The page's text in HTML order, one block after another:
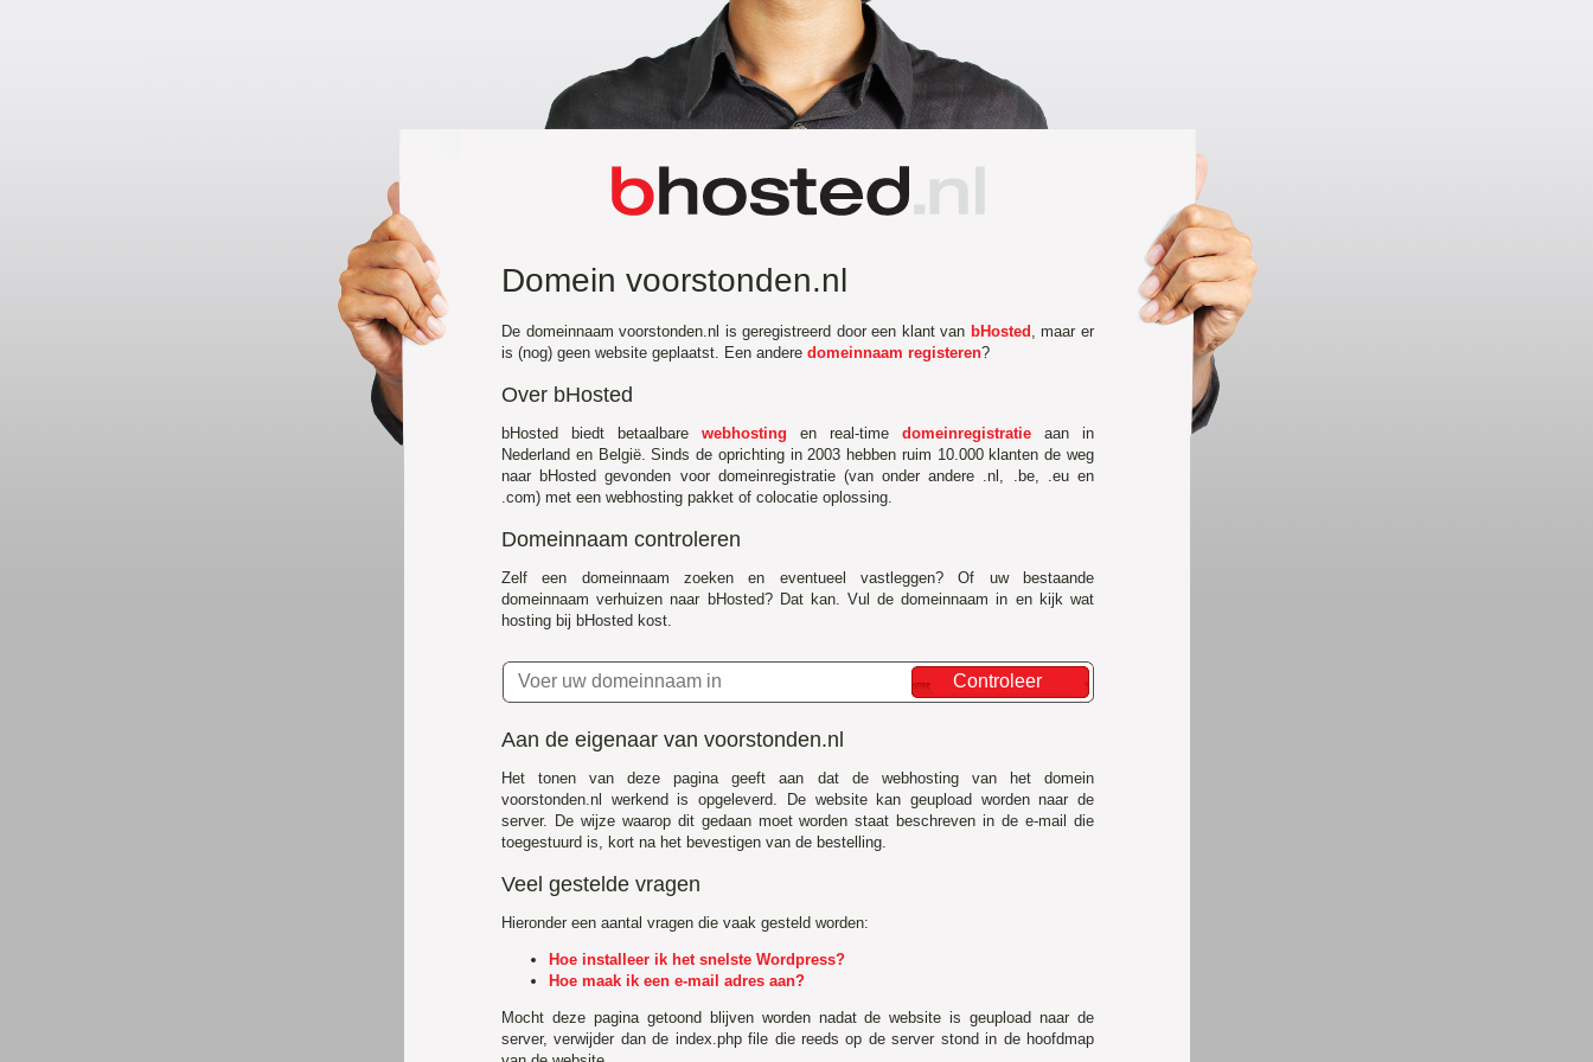
Domein voorstonden.nl
De domeinnaam voorstonden.nl is geregistreerd door een klant van bHosted
, maar er
is (nog) geen website geplaatst. Een andere domeinnaam registeren?
Over bHosted
bHosted biedt betaalbare webhosting en real-time domeinregistratie aan in
Nederland en België. Sinds de oprichting in 2003 hebben ruim 10.000 klanten de weg
naar bHosted gevonden voor domeinregistratie (van onder andere .nl, .be, .eu en
.com) met een webhosting pakket of colocatie oplossing.
Domeinnaam controleren
Zelf een domeinnaam zoeken en eventueel vastleggen? Of uw bestaande
domeinnaam verhuizen naar bHosted? Dat kan. Vul de domeinnaam in en kijk wat
hosting bij bHosted kost.
Controleer
Aan de eigenaar van voorstonden.nl
Het tonen van deze pagina geeft aan dat de webhosting van het domein
voorstonden.nl werkend is opgeleverd. De website kan geupload worden naar de
server. De wijze waarop dit gedaan moet worden staat beschreven in de e-mail die
toegestuurd is, kort na het bevestigen van de bestelling.
Veel gestelde vragen
Hieronder een aantal vragen die vaak gesteld worden:
Hoe installeer ik het snelste Wordpress?
Hoe maak ik een e-mail adres aan?
Mocht deze pagina getoond blijven worden nadat de website is geupload naar de
server, verwijder dan de index.php file die reeds op de server stond in de hoofdmap